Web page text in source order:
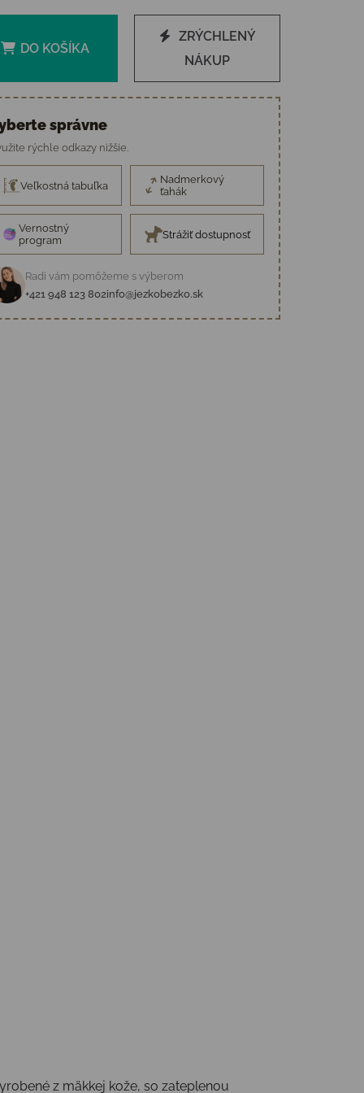
DO KOŠÍKA
ZRÝCHLENÝ
NÁKUP
správne
rýchle odkazy nižšie.
Veľkostná tabuľka
Nadmerkový
ťahák
Vernostný
program
Strážiť dostupnosť
Radi vám pomôžeme s výberom
+421 948 123 802info@jezkobezko.sk
z mäkkej kože, so zateplenou